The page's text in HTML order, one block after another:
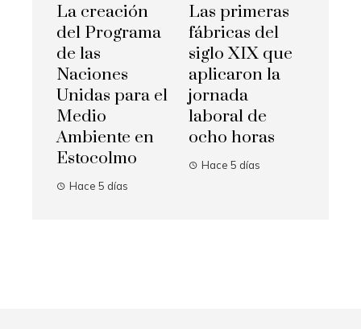
La creación
del Programa
de las
Naciones
Unidas para el
Medio
Ambiente en
Estocolmo
Hace 5 días
Las primeras
fábricas del
siglo XIX que
aplicaron la
jornada
laboral de
ocho horas
Hace 5 días